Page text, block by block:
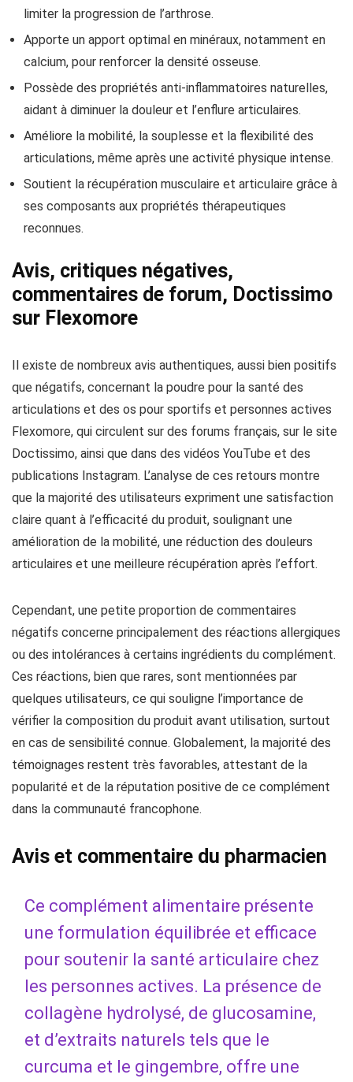
limiter la progression de l’arthrose.
Apporte un apport optimal en minéraux, notamment en
calcium, pour renforcer la densité osseuse.
Possède des propriétés anti-inflammatoires naturelles,
aidant à diminuer la douleur et l’enflure articulaires.
Améliore la mobilité, la souplesse et la flexibilité des
articulations, même après une activité physique intense.
Soutient la récupération musculaire et articulaire grâce à
ses composants aux propriétés thérapeutiques
reconnues.
Avis, critiques négatives,
commentaires de forum, Doctissimo
sur Flexomore
Il existe de nombreux avis authentiques, aussi bien positifs
que négatifs, concernant la poudre pour la santé des
articulations et des os pour sportifs et personnes actives
Flexomore, qui circulent sur des forums français, sur le site
Doctissimo, ainsi que dans des vidéos YouTube et des
publications Instagram. L’analyse de ces retours montre
que la majorité des utilisateurs expriment une satisfaction
claire quant à l’efficacité du produit, soulignant une
amélioration de la mobilité, une réduction des douleurs
articulaires et une meilleure récupération après l’effort.
Cependant, une petite proportion de commentaires
négatifs concerne principalement des réactions allergiques
ou des intolérances à certains ingrédients du complément.
Ces réactions, bien que rares, sont mentionnées par
quelques utilisateurs, ce qui souligne l’importance de
vérifier la composition du produit avant utilisation, surtout
en cas de sensibilité connue. Globalement, la majorité des
témoignages restent très favorables, attestant de la
popularité et de la réputation positive de ce complément
dans la communauté francophone.
Avis et commentaire du pharmacien
Ce complément alimentaire présente
une formulation équilibrée et efficace
pour soutenir la santé articulaire chez
les personnes actives. La présence de
collagène hydrolysé, de glucosamine,
et d’extraits naturels tels que le
curcuma et le gingembre, offre une